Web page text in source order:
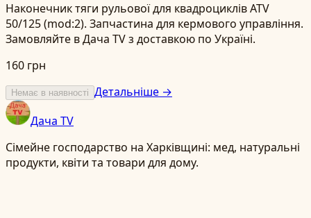
Наконечник тяги рульової для квадроциклів ATV
50/125 (mod:2). Запчастина для кермового управління.
Замовляйте в Дача TV з доставкою по Україні.
160 грн
Немає в наявності Детальніше →
Дача TV
Сімейне господарство на Харківщині: мед, натуральні
продукти, квіти та товари для дому.